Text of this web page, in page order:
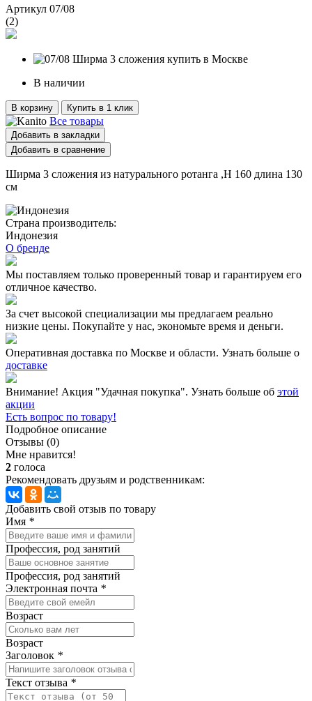
Артикул 07/08
(2)
В наличии
В корзину Купить в 1 клик
Все товары
Добавить в закладки
Добавить в сравнение
Ширма 3 сложения из натурального ротанга ,Н 160 длина 130
см
Страна производитель:
Индонезия
О бренде
Мы поставляем только проверенный товар и гарантируем его
отличное качество.
За счет высокой специализации мы предлагаем реально
низкие цены. Покупайте у нас, экономьте время и деньги.
Оперативная доставка по Москве и области. Узнать больше о
доставке
Внимание! Акция "Удачная покупка". Узнать больше об этой
акции
Есть вопрос по товару!
Подробное описание
Отзывы (0)
Мне нравится!
2 голоса
Рекомендовать друзьям и родственникам:
Добавить свой отзыв по товару
Имя *
Профессия, род занятий
Профессия, род занятий
Электронная почта *
Возраст
Возраст
Заголовок *
Текст отзыва *